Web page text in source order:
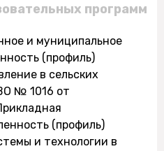
программ
и муниципальное
(профиль)
в сельских
№ 1016 от
(профиль)
и технологии в